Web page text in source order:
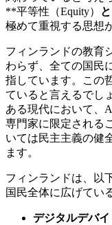
**平等性（Equity）
と
極めて重視する思想
フィンランドの教育
わらず、全ての国民
指しています。この
ていると言えるでし
ある現代において、
専門家に限定される
いては民主主義の健
ます。
フィンランドは、以
国民全体に広げてい
デジタルデバ